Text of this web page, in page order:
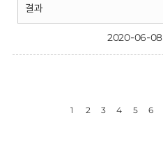
결과
2020-06-08
1 2 3 4 5 6